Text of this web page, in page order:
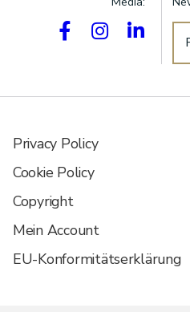
Privacy Policy
Cookie Policy
Copyright
Mein Account
EU-Konformitätserklärung